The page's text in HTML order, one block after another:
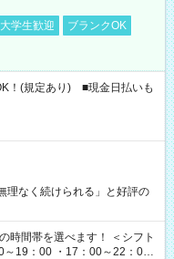
大学生歓迎
ブランクOK
！(規定あり) ■現金日払いも
理なく続けられる」と好評の
19：00 ・17：00～22：00